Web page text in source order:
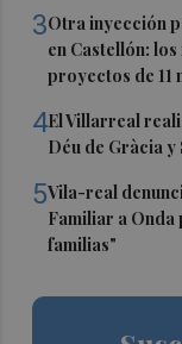
3Otra inyección
en Castellón:
proyectos de 11
4El Villarreal
Déu de Gràcia y
5Vila-real
Familiar a
familias"